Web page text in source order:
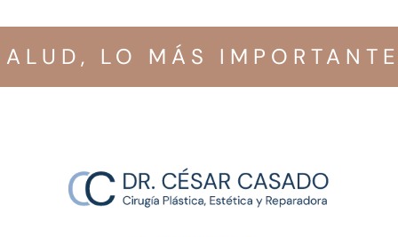
LO MÁS